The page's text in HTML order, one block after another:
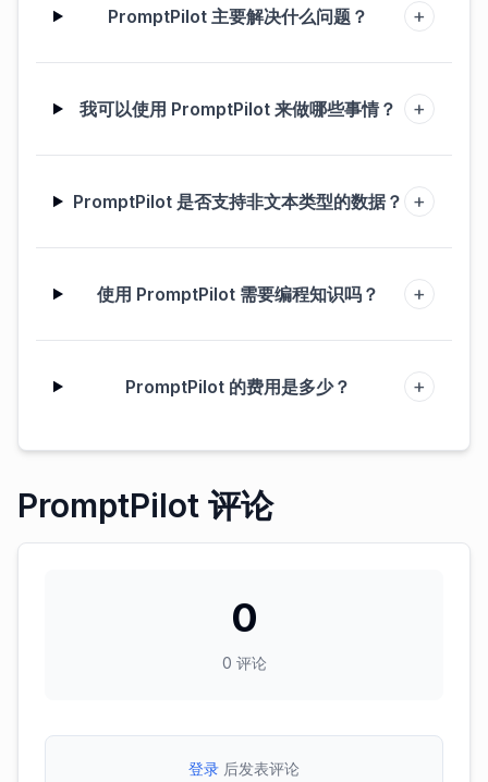
PromptPilot 主要解决什么问题？ +
我可以使用 PromptPilot 来做哪些事情？ +
PromptPilot 是否支持非文本类型的数据？ +
使用 PromptPilot 需要编程知识吗？ +
PromptPilot 的费用是多少？ +
PromptPilot 评论
0
0 评论
登录 后发表评论